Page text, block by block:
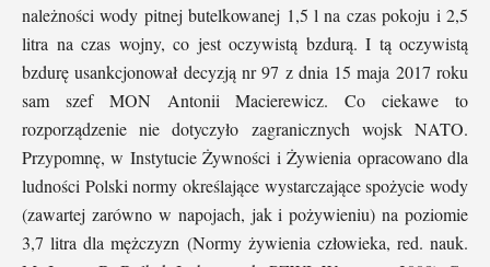
należności wody pitnej butelkowanej 1,5 l na czas pokoju i 2,5
litra na czas wojny, co jest oczywistą bzdurą. I tą oczywistą
bzdurę usankcjonował decyzją nr 97 z dnia 15 maja 2017 roku
sam szef MON Antonii Macierewicz. Co ciekawe to
rozporządzenie nie dotyczyło zagranicznych wojsk NATO.
Przypomnę, w Instytucie Żywności i Żywienia opracowano dla
ludności Polski normy określające wystarczające spożycie wody
(zawartej zarówno w napojach, jak i pożywieniu) na poziomie
3,7 litra dla mężczyzn (Normy żywienia człowieka, red. nauk.